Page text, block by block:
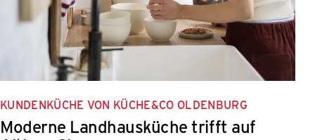
KUNDENKÜCHE VON KÜCHE&CO OLDENBURG
Moderne Landhausküche trifft auf